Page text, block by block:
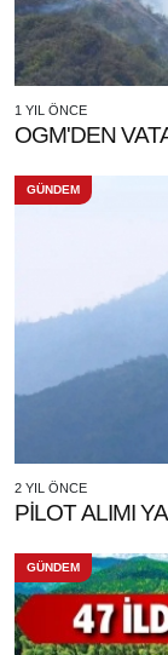
1 YIL ÖNCE
OGM'DEN
GÜNDEM
2 YIL ÖNCE
PİLOT ALIMI
GÜNDEM